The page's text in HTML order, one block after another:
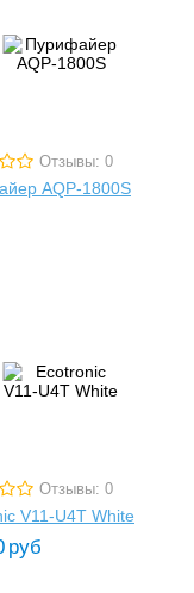
Отзывы: 0
AQP-1800S
Отзывы: 0
V11-U4T White
руб